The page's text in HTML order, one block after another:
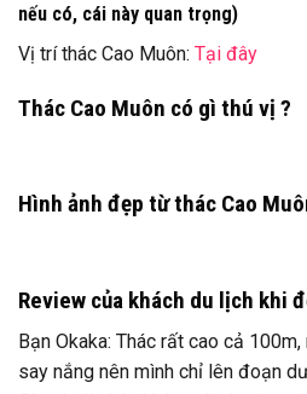
nếu có, cái này quan trọng)
Vị trí thác Cao Muôn: Tại đây
Thác Cao Muôn có gì thú vị ?
Hình ảnh đẹp từ thác Cao
Review của khách du lịch khi
Bạn Okaka: Thác rất cao cả
say nắng nên mình chỉ lên đoạn